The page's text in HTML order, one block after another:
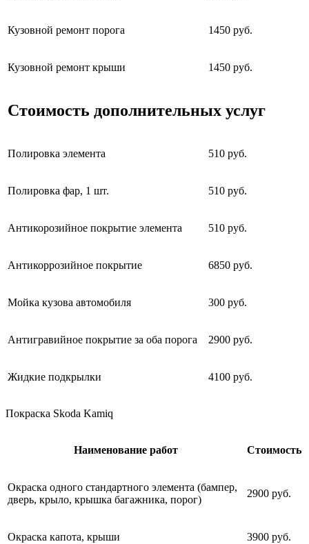
Кузовной ремонт порога 1450 руб.
Кузовной ремонт крыши 1450 руб.
Стоимость дополнительных услуг
Полировка элемента 510 руб.
Полировка фар, 1 шт. 510 руб.
Антикорозийное покрытие элемента 510 руб.
Антикоррозийное покрытие 6850 руб.
Мойка кузова автомобиля 300 руб.
Антигравийное покрытие за оба порога 2900 руб.
Жидкие подкрылки 4100 руб.
Покраска Skoda Kamiq
Наименование работ Стоимость
Окраска одного стандартного элемента (бампер,
дверь, крыло, крышка багажника, порог)
2900 руб.
Окраска капота, крыши 3900 руб.